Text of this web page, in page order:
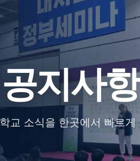
지사항
교 소식을 한곳에서 빠르게